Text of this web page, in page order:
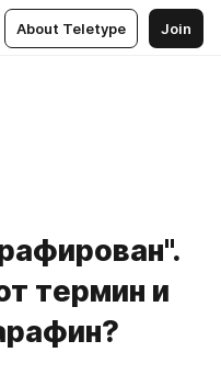
About Teletype Join
термин и